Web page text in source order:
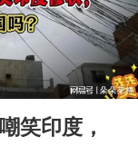
情侣在平潭拍日出时坠崖致一死一伤
梁家辉：到内地拍戏不是北上是回归
泰国初中生饮弹自尽前开了26枪
08:54
笑印度，